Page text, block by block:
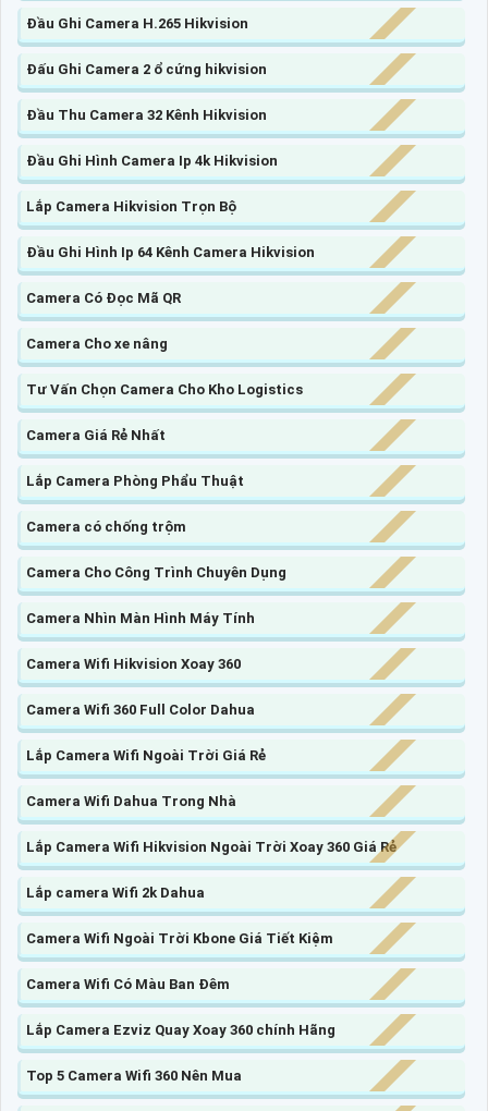
Đầu Ghi Camera H.265 Hikvision
Đấu Ghi Camera 2 ổ cứng hikvision
Đầu Thu Camera 32 Kênh Hikvision
Đầu Ghi Hình Camera Ip 4k Hikvision
Lắp Camera Hikvision Trọn Bộ
Đầu Ghi Hình Ip 64 Kênh Camera Hikvision
Camera Có Đọc Mã QR
Camera Cho xe nâng
Tư Vấn Chọn Camera Cho Kho Logistics
Camera Giá Rẻ Nhất
Lắp Camera Phòng Phẩu Thuật
Camera có chống trộm
Camera Cho Công Trình Chuyên Dụng
Camera Nhìn Màn Hình Máy Tính
Camera Wifi Hikvision Xoay 360
Camera Wifi 360 Full Color Dahua
Lắp Camera Wifi Ngoài Trời Giá Rẻ
Camera Wifi Dahua Trong Nhà
Lắp Camera Wifi Hikvision Ngoài Trời Xoay 360 Giá Rẻ
Lắp camera Wifi 2k Dahua
Camera Wifi Ngoài Trời Kbone Giá Tiết Kiệm
Camera Wifi Có Màu Ban Đêm
Lắp Camera Ezviz Quay Xoay 360 chính Hãng
Top 5 Camera Wifi 360 Nên Mua